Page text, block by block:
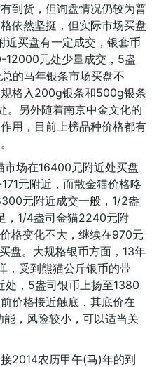
到货，但询盘情况仍较为普
依然坚挺，但实际市场买盘
买盘有一定成交，银套币
12000元处少量成交，5盎
的马年银条市场买盘不
格入200g银条和500g银条
。另外随着南京中金文化的
用，目前上榜品种价格都有
市场在16400元附近处买盘
元附近，而散金猫价格略
元附近成交一般，1/2盎
，1/4盎司金猫2240元附
格变化不大，继续在970元
盘。大规格银币方面，13年
，受到熊猫公斤银币的带
，5盎司银币上扬至1380
价格接近触底，其底价在
，风险较小，可以适当关
2014农历甲午(马)年的到